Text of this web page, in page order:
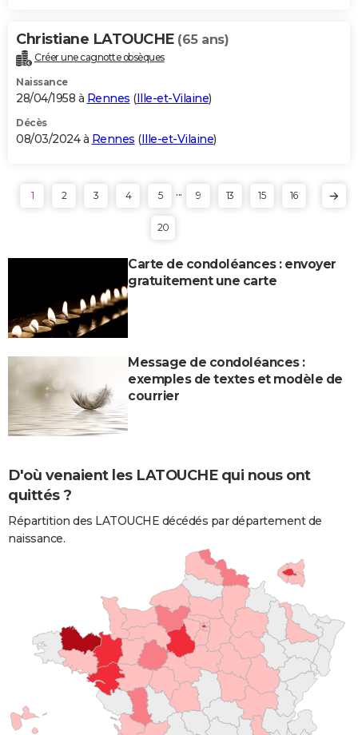
Christiane LATOUCHE (65 ans)
Créer une cagnotte obsèques
Naissance
28/04/1958 à Rennes (Ille-et-Vilaine)
Décès
08/03/2024 à Rennes (Ille-et-Vilaine)
1 2 3 4 5 ... 9 13 15 16
20
Carte de condoléances : envoyer
gratuitement une carte
Message de condoléances :
exemples de textes et modèle de
courrier
D'où venaient les LATOUCHE qui nous ont
quittés ?
Répartition des LATOUCHE décédés par département de
naissance.